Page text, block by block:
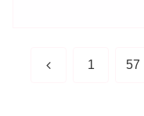
前 1 57